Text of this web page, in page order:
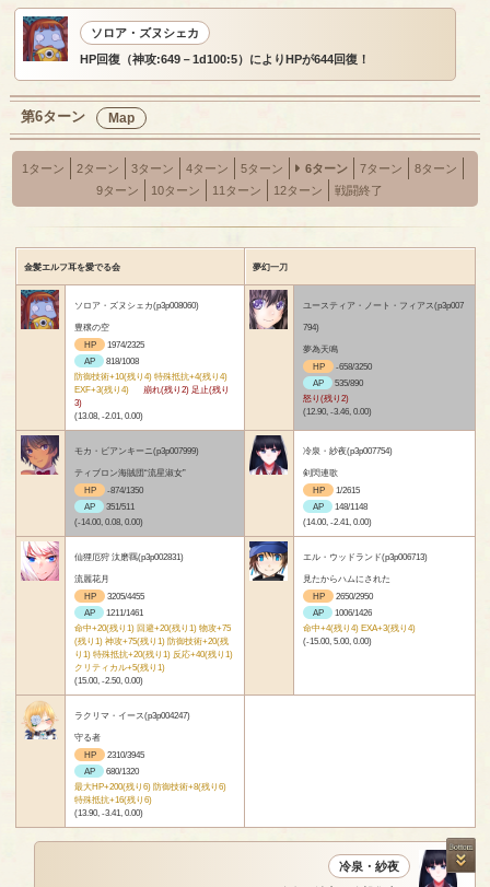
ソロア・ズヌシェカ
HP回復（神攻:649－1d100:5）によりHPが644回復！
第6ターン Map
1ターン 2ターン 3ターン 4ターン 5ターン 6ターン 7ターン
8ターン
9ターン
10ターン 11ターン 12ターン 戦闘終了
金髪エルフ耳を愛でる会 夢幻一刀
ソロア・ズヌシェカ(p3p008060)
豊穣の空
HP
1974/2325
AP
818/1008
防御技術+10(残り4) 特殊抵抗+4(残り4)
EXF+3(残り4)
崩れ(残り2) 足止(残り
3)
(13.08, -2.01, 0.00)
ユースティア・ノート・フィアス(p3p007
794)
夢為天鳴
HP
-658/3250
AP
535/890
怒り(残り2)
(12.90, -3.46, 0.00)
モカ・ビアンキーニ(p3p007999)
ティブロン海賊団“流星淑女”
HP
-874/1350
AP
351/511
(-14.00, 0.08, 0.00)
冷泉・紗夜(p3p007754)
剣閃連歌
HP
1/2615
AP
148/1148
(14.00, -2.41, 0.00)
仙狸厄狩 汰磨羈(p3p002831)
流麗花月
HP
3205/4455
AP
1211/1461
命中+20(残り1) 回避+20(残り1) 物攻+75
(残り1) 神攻+75(残り1) 防御技術+20(残
り1) 特殊抵抗+20(残り1) 反応+40(残り1)
クリティカル+5(残り1)
(15.00, -2.50, 0.00)
エル・ウッドランド(p3p006713)
見たからハムにされた
HP
2650/2950
AP
1006/1426
命中+4(残り4) EXA+3(残り4)
(-15.00, 5.00, 0.00)
ラクリマ・イース(p3p004247)
守る者
HP
2310/3945
AP
680/1320
最大HP+200(残り6) 防御技術+8(残り6)
特殊抵抗+16(残り6)
(13.90, -3.41, 0.00)
冷泉・紗夜